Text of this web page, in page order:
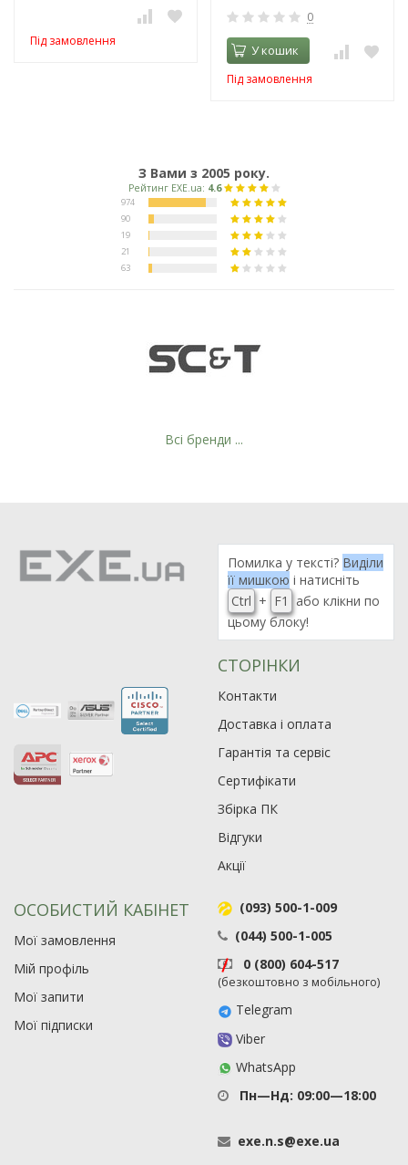
Під замовлення
0
У кошик
Під замовлення
З Вами з 2005 року.
Всі бренди ...
Помилка у тексті? Виділи
її мишкою і натисніть
Ctrl + F1
або клікни по
цьому блоку!
СТОРІНКИ
Контакти
Доставка і оплата
Гарантія та сервіс
Сертифікати
Збірка ПК
Відгуки
Акції
ОСОБИСТИЙ КАБІНЕТ
Мої замовлення
Мій профіль
Мої запити
Мої підписки
(093) 500-1-009
(044) 500-1-005
0 (800) 604-517
(безкоштовно з мобільного)
Telegram
Viber
WhatsApp
Пн—Нд: 09:00—18:00
exe.n.s@exe.ua